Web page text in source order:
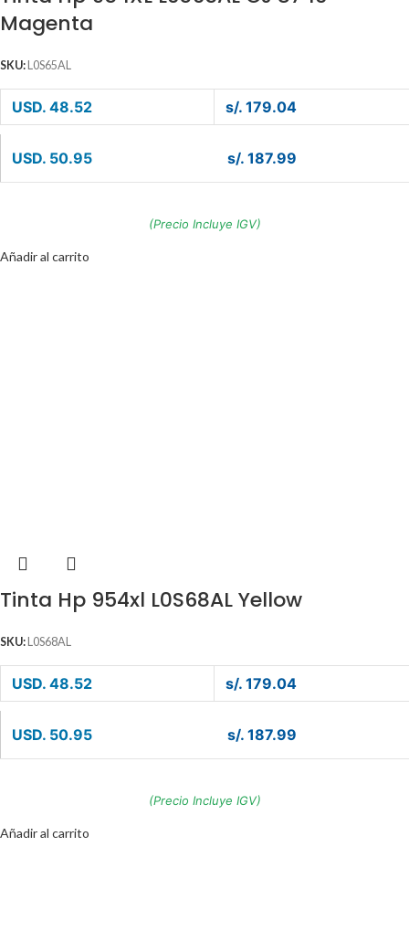
Magenta
SKU: L0S65AL
USD. 48.52 s/. 179.04
USD. 50.95 s/. 187.99
(Precio Incluye IGV)
Añadir al carrito
Tinta Hp 954xl L0S68AL Yellow
SKU: L0S68AL
USD. 48.52 s/. 179.04
USD. 50.95 s/. 187.99
(Precio Incluye IGV)
Añadir al carrito